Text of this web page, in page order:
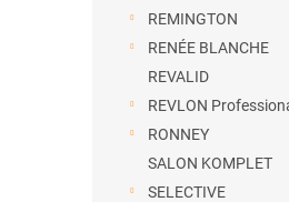
REMINGTON
RENÉE BLANCHE
REVALID
REVLON
RONNEY
SALON KOMPLET
SELECTIVE